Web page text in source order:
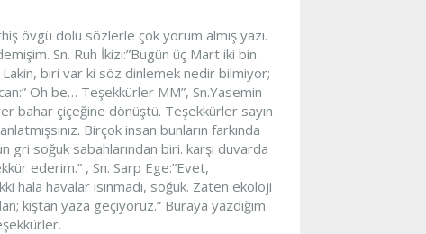
övgü dolu sözlerle çok yorum almış yazı.
Sn. Ruh İkizi:”Bugün üç Mart iki bin
biri var ki söz dinlemek nedir bilmiyor;
Oh be… Teşekkürler MM”, Sn.Yasemin
bahar çiçeğine dönüştü. Teşekkürler sayın
Birçok insan bunların farkında
gri soğuk sabahlarından biri. karşı duvarda
ederim.” , Sn. Sarp Ege:”Evet,
hala havalar ısınmadı, soğuk. Zaten ekoloji
kıştan yaza geçiyoruz.” Buraya yazdığım